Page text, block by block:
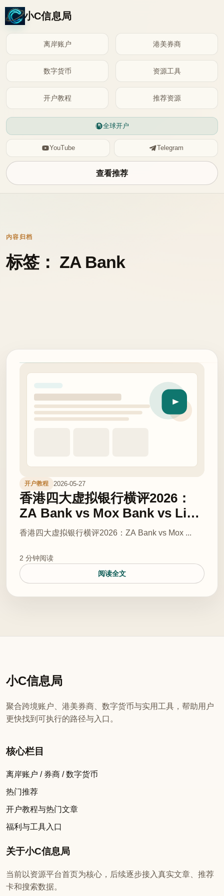
小C信息局
离岸账户 港美券商
数字货币 资源工具
开户教程 推荐资源
全球开户
YouTube Telegram
查看推荐
内容归档
标签： ZA Bank
开户教程 2026-05-27
香港四大虚拟银行横评2026：
ZA Bank vs Mox Bank vs Livi
Bank vs Ant Bank — 谁最适合
香港四大虚拟银行横评2026：ZA Bank vs Mox ...
2 分钟阅读
阅读全文
小C信息局
聚合跨境账户、港美券商、数字货币与实用工具，帮助用户
更快找到可执行的路径与入口。
核心栏目
离岸账户 / 券商 / 数字货币
热门推荐
开户教程与热门文章
福利与工具入口
关于小C信息局
当前以资源平台首页为核心，后续逐步接入真实文章、推荐
卡和搜索数据。